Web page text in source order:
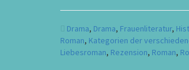
Drama, Drama, Frauenliteratur,
Roman, Kategorien der
Liebesroman, Rezension, Roman,